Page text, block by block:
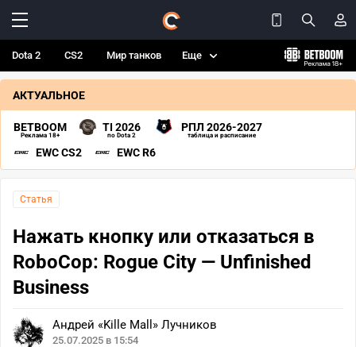
Dota 2 CS2 Мир танков Еще
АКТУАЛЬНОЕ
BETBOOM
Реклама 18+
TI 2026
по Dota 2
РПЛ 2026-2027
таблица и расписание
EWC CS2 EWC R6
Статья
Нажать кнопку или отказаться в
RoboCop: Rogue City — Unfinished
Business
Андрей «Kille Mall» Лучников
25.07.2025 в 15:54